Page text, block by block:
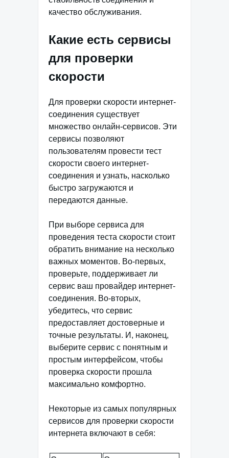
качество обслуживания.
Какие есть сервисы
для проверки
скорости
Для проверки скорости интернет-
соединения существует
множество онлайн-сервисов. Эти
сервисы позволяют
пользователям провести тест
скорости своего интернет-
соединения и узнать, насколько
быстро загружаются и
передаются данные.
При выборе сервиса для
проведения теста скорости стоит
обратить внимание на несколько
важных моментов. Во-первых,
проверьте, поддерживает ли
сервис ваш провайдер интернет-
соединения. Во-вторых,
убедитесь, что сервис
предоставляет достоверные и
точные результаты. И, наконец,
выберите сервис с понятным и
простым интерфейсом, чтобы
проверка скорости прошла
максимально комфортно.
Некоторые из самых популярных
сервисов для проверки скорости
интернета включают в себя: